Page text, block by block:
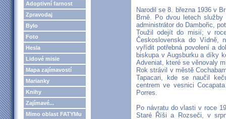
Adoptivní farnost
Zpravodaj
Bylo
Foto
Hesla
Lidové misie
Mapa zajímavostí
Marianky
Knihy
Zajímavé...
Mimo oblast FATYMu
Narodil se 8. března 1936 v
Brně. Po dvou letech služby
administrátor do Dambořic,
Toužil odejít do misií; v
Československa do Vídně,
vyřídit potřebná povolení a
biskupa v Augsburku a díky
Adveniat, které se věnovaly
Rok strávil v městě
Tapacari, kde se naučil
centrem ve vesnici
Porres.
Po návratu do vlasti v roce
Staré Říši a Rozseči, v